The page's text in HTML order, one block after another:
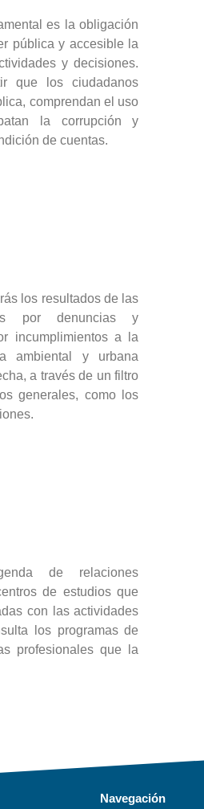
es la obligación
pública y accesible la
y decisiones.
que los ciudadanos
comprendan el uso
la corrupción y
de cuentas.
los resultados de las
por denuncias y
incumplimientos a la
ambiental y urbana
a través de un filtro
generales, como los
de relaciones
de estudios que
con las actividades
los programas de
profesionales que la
Navegación